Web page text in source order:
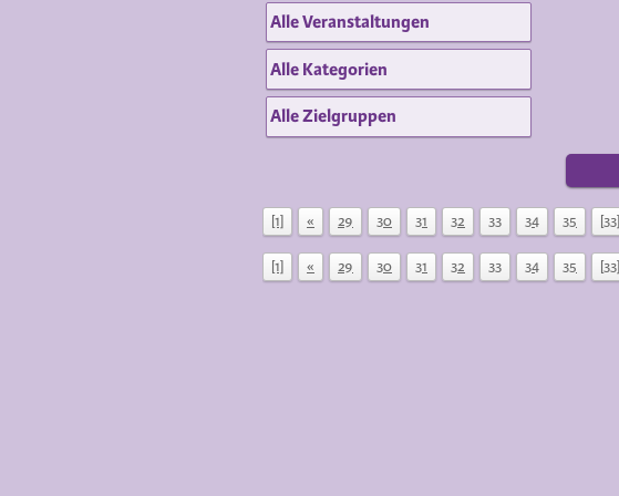
[1] « 29 30 31 32 33 34 35 [33]
[1] « 29 30 31 32 33 34 35 [33]